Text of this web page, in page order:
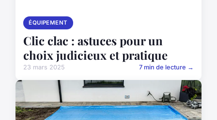
ÉQUIPEMENT
Clic clac : astuces pour un
choix judicieux et pratique
23 mars 2025 7 min de lecture →